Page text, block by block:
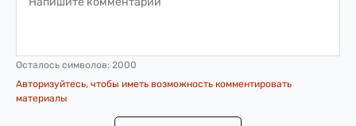
Осталось символов: 2000
Авторизуйтесь, чтобы иметь возможность комментировать
материалы